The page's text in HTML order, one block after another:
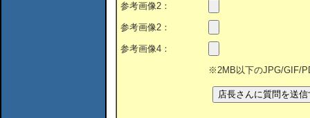
参考画像2：
参考画像2：
参考画像4：
※2MB以下のJPG/GIF/